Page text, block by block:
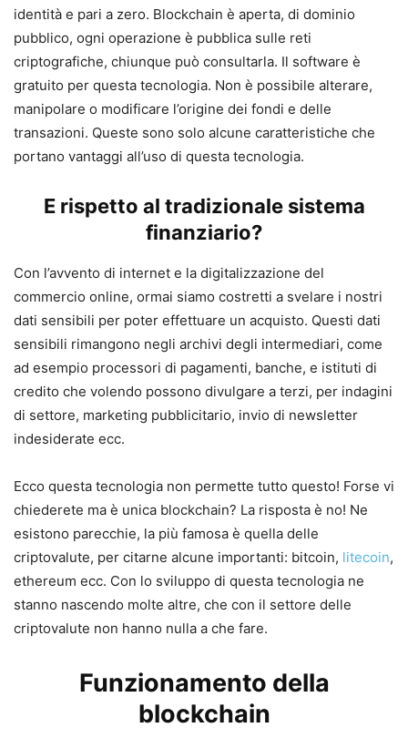
identità e pari a zero. Blockchain è aperta, di dominio
pubblico, ogni operazione è pubblica sulle reti
criptografiche, chiunque può consultarla. Il software è
gratuito per questa tecnologia. Non è possibile alterare,
manipolare o modificare l’origine dei fondi e delle
transazioni. Queste sono solo alcune caratteristiche che
portano vantaggi all’uso di questa tecnologia.
E rispetto al tradizionale sistema
finanziario?
Con l’avvento di internet e la digitalizzazione del
commercio online, ormai siamo costretti a svelare i nostri
dati sensibili per poter effettuare un acquisto. Questi dati
sensibili rimangono negli archivi degli intermediari, come
ad esempio processori di pagamenti, banche, e istituti di
credito che volendo possono divulgare a terzi, per indagini
di settore, marketing pubblicitario, invio di newsletter
indesiderate ecc.
Ecco questa tecnologia non permette tutto questo! Forse vi
chiederete ma è unica blockchain? La risposta è no! Ne
esistono parecchie, la più famosa è quella delle
criptovalute, per citarne alcune importanti: bitcoin, litecoin,
ethereum ecc. Con lo sviluppo di questa tecnologia ne
stanno nascendo molte altre, che con il settore delle
criptovalute non hanno nulla a che fare.
Funzionamento della
blockchain